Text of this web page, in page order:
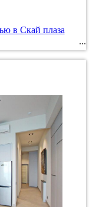
в Скай плаза